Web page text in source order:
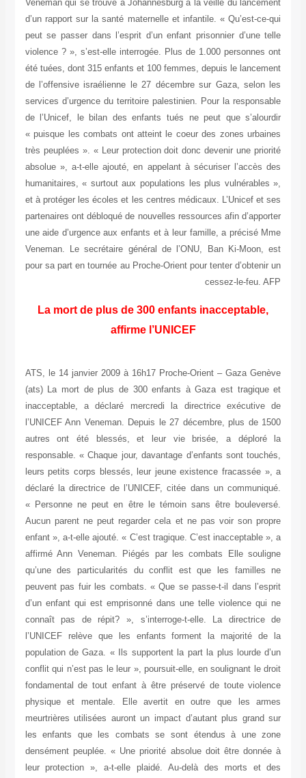
Veneman qui se trouve à Johannesburg à la veille du lancement
d’un rapport sur la santé maternelle et infantile. « Qu’est-ce-qui
peut se passer dans l’esprit d’un enfant prisonnier d’une telle
violence ? », s’est-elle interrogée. Plus de 1.000 personnes ont
été tuées, dont 315 enfants et 100 femmes, depuis le lancement
de l’offensive israélienne le 27 décembre sur Gaza, selon les
services d’urgence du territoire palestinien. Pour la responsable
de l’Unicef, le bilan des enfants tués ne peut que s’alourdir
« puisque les combats ont atteint le coeur des zones urbaines
très peuplées ». « Leur protection doit donc devenir une priorité
absolue », a-t-elle ajouté, en appelant à sécuriser l’accès des
humanitaires, « surtout aux populations les plus vulnérables »,
et à protéger les écoles et les centres médicaux. L’Unicef et ses
partenaires ont débloqué de nouvelles ressources afin d’apporter
une aide d’urgence aux enfants et à leur famille, a précisé Mme
Veneman. Le secrétaire général de l’ONU, Ban Ki-Moon, est
pour sa part en tournée au Proche-Orient pour tenter d’obtenir un
cessez-le-feu. AFP
La mort de plus de 300 enfants inacceptable,
affirme l’UNICEF
ATS, le 14 janvier 2009 à 16h17 Proche-Orient – Gaza Genève
(ats) La mort de plus de 300 enfants à Gaza est tragique et
inacceptable, a déclaré mercredi la directrice exécutive de
l’UNICEF Ann Veneman. Depuis le 27 décembre, plus de 1500
autres ont été blessés, et leur vie brisée, a déploré la
responsable. « Chaque jour, davantage d’enfants sont touchés,
leurs petits corps blessés, leur jeune existence fracassée », a
déclaré la directrice de l’UNICEF, citée dans un communiqué.
« Personne ne peut en être le témoin sans être bouleversé.
Aucun parent ne peut regarder cela et ne pas voir son propre
enfant », a-t-elle ajouté. « C’est tragique. C’est inacceptable », a
affirmé Ann Veneman. Piégés par les combats Elle souligne
qu’une des particularités du conflit est que les familles ne
peuvent pas fuir les combats. « Que se passe-t-il dans l’esprit
d’un enfant qui est emprisonné dans une telle violence qui ne
connaît pas de répit? », s’interroge-t-elle. La directrice de
l’UNICEF relève que les enfants forment la majorité de la
population de Gaza. « Ils supportent la part la plus lourde d’un
conflit qui n’est pas le leur », poursuit-elle, en soulignant le droit
fondamental de tout enfant à être préservé de toute violence
physique et mentale. Elle avertit en outre que les armes
meurtrières utilisées auront un impact d’autant plus grand sur
les enfants que les combats se sont étendus à une zone
densément peuplée. « Une priorité absolue doit être donnée à
leur protection », a-t-elle plaidé. Au-delà des morts et des